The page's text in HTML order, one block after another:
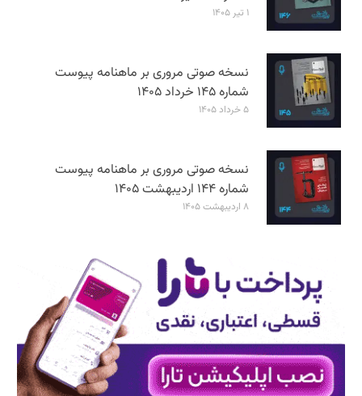
۱ تیر ۱۴۰۵
نسخه صوتی مروری بر ماهنامه پیوست
شماره ۱۴۵ خرداد ۱۴۰۵
۵ خرداد ۱۴۰۵
نسخه صوتی مروری بر ماهنامه پیوست
شماره ۱۴۴ اردیبهشت ۱۴۰۵
۸ اردیبهشت ۱۴۰۵